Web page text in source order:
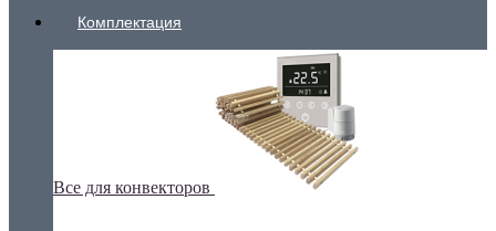
Комплектация
Все для конвекторов